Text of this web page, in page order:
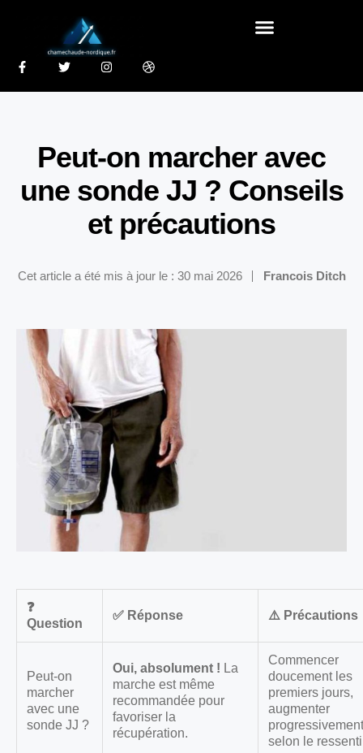
Peut-on marcher avec
une sonde JJ ? Conseils
et précautions
Cet article a été mis à jour le : 30 mai 2026 Francois Ditch
❓
Question
✅ Réponse ⚠️ Précautions
Peut-on
marcher
avec une
sonde JJ ?
Oui, absolument ! La
marche est même
recommandée pour
favoriser la
récupération.
Commencer
doucement les
premiers jours,
augmenter
progressivement
selon le